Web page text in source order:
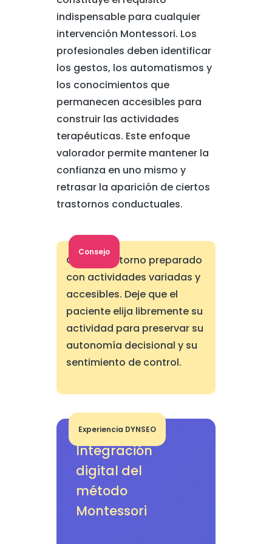
indispensable para cualquier
intervención Montessori. Los
profesionales deben identificar
los gestos, los automatismos y
los conocimientos que
permanecen accesibles para
construir las actividades
terapéuticas. Este enfoque
valorador permite mantener la
confianza en uno mismo y
retrasar la aparición de ciertos
trastornos conductuales.
Consejo
Cree un entorno preparado
con actividades variadas y
accesibles. Deje que el
paciente elija libremente su
actividad para preservar su
autonomía decisional y su
sentimiento de control.
Experiencia DYNSEO
Integración
digital del
método
Montessori